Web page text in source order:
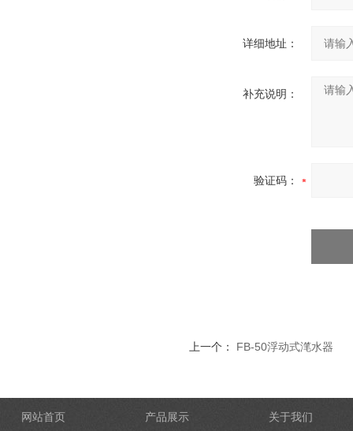
详细地址：
补充说明：
验证码：
上一个： FB-50浮动式滗水器
网站首页 产品展示 关于我们